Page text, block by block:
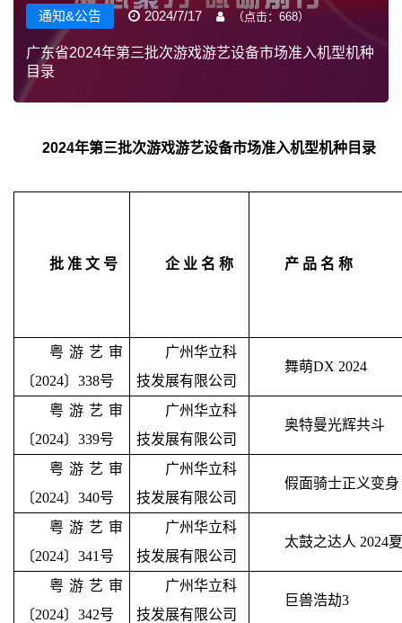
通知&公告 2024/7/17 （点击： 668）
广东省2024年第三批次游戏游艺设备市场准入机型机种
目录
2024年第三批次游戏游艺设备市场准入机型机种目录
批 准 文 号 企 业 名 称 产 品 名 称
粤游艺审
〔2024〕338号
广州华立科
技发展有限公司
舞萌DX 2024
粤游艺审
〔2024〕339号
广州华立科
技发展有限公司
奥特曼光辉共斗
粤游艺审
〔2024〕340号
广州华立科
技发展有限公司
假面骑士正义变身
粤游艺审
〔2024〕341号
广州华立科
技发展有限公司
太鼓之达人 2024夏
粤游艺审
〔2024〕342号
广州华立科
技发展有限公司
巨兽浩劫3